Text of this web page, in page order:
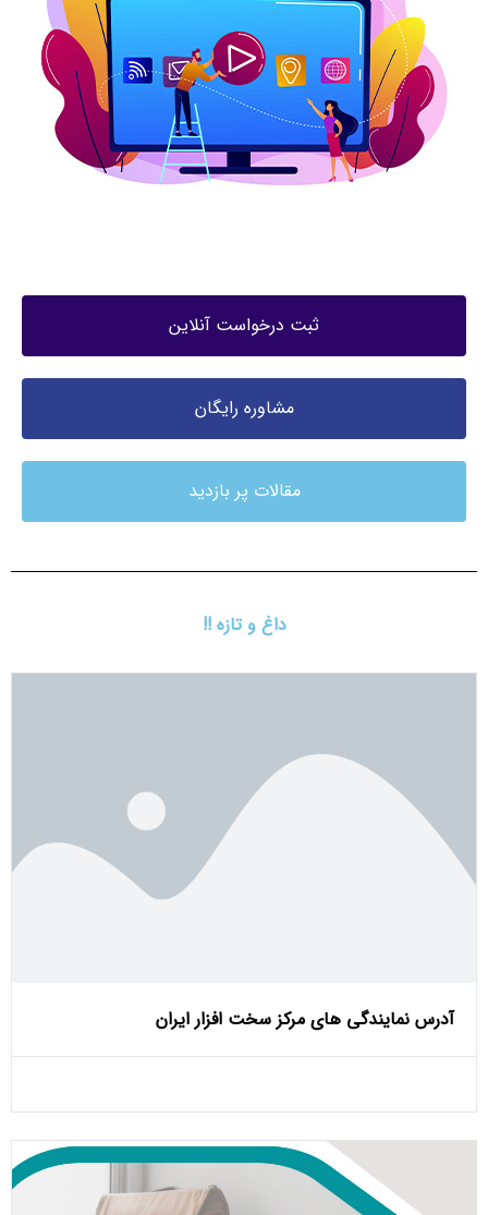
ثبت درخواست آنلاین
مشاوره رایگان
مقالات پر بازدید
داغ و تازه !!
آدرس نمایندگی های مرکز سخت افزار ایران